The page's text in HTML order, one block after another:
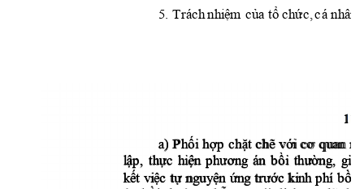
5.      
1
      
       
       